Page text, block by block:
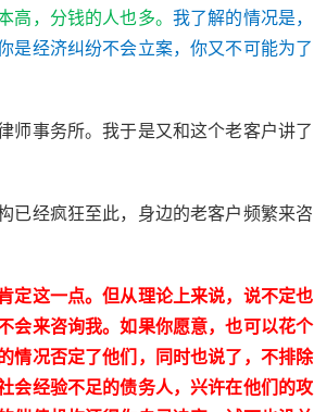
，分钱的人也多。 我了解的情况是，
是经济纠纷不会立案，你又不可能为了
师事务所。我于是又和这个老客户讲了
已经疯狂至此，身边的老客户频繁来咨
定这一点。但从理论上来说，说不定也
会来咨询我。如果你愿意，也可以花个
情况否定了他们，同时也说了，不排除
会经验不足的债务人，兴许在他们的攻